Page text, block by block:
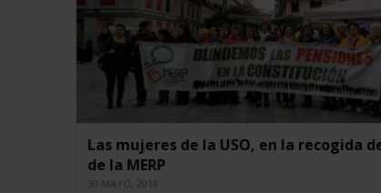
Las mujeres de la USO, en la recogida
de la MERP
30 MAYO, 2018